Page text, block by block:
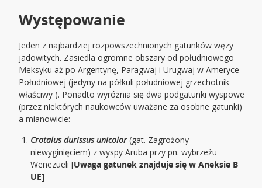
Występowanie
Jeden z najbardziej rozpowszechnionych gatunków węzy
jadowitych. Zasiedla ogromne obszary od południowego
Meksyku aż po Argentynę, Paragwaj i Urugwaj w Ameryce
Południowej (jedyny na półkuli południowej grzechotnik
właściwy ). Ponadto wyróżnia się dwa podgatunki wyspowe
(przez niektórych naukowców uważane za osobne gatunki)
a mianowicie:
Crotalus durissus unicolor(gat. Zagrożony
niewyginięciem) z wyspy Aruba przy pn. wybrzeżu
Wenezueli [Uwaga gatunek znajduje się w Aneksie B
UE]